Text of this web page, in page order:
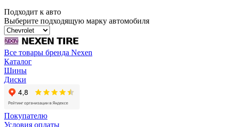
Подходит к авто
Выберите подходящую марку автомобиля
Все товары бренда Nexen
Каталог
Шины
Диски
Покупателю
Условия оплаты